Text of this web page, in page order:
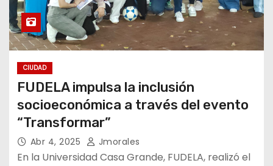
CIUDAD
FUDELA impulsa la inclusión
socioeconómica a través del evento
“Transformar”
Abr 4, 2025 Jmorales
En la Universidad Casa Grande, FUDELA, realizó el